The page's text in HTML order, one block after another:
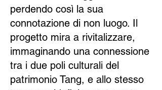
perdendo così la sua
connotazione di non luogo. Il
progetto mira a rivitalizzare,
immaginando una connessione
tra i due poli culturali del
patrimonio Tang, e allo stesso